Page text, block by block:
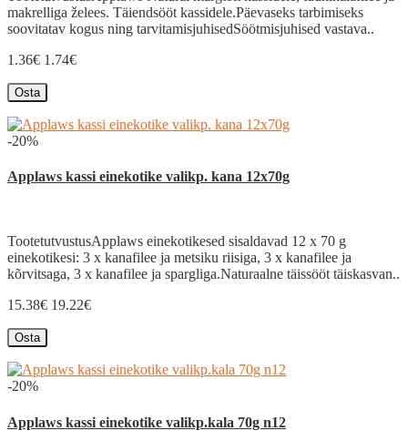
makrelliga želees. Täiendsööt kassidele.Päevaseks tarbimiseks
soovitatav kogus ning tarvitamisjuhisedSöötmisjuhised vastava..
1.36€ 1.74€
Osta
-20%
Applaws kassi einekotike valikp. kana 12x70g
TootetutvustusApplaws einekotikesed sisaldavad 12 x 70 g
einekotikesi: 3 x kanafilee ja metsiku riisiga, 3 x kanafilee ja
kõrvitsaga, 3 x kanafilee ja spargliga.Naturaalne täissööt täiskasvan..
15.38€ 19.22€
Osta
-20%
Applaws kassi einekotike valikp.kala 70g n12